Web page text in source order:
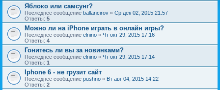
Яблоко или самсунг?
Последнее сообщение ballancirov « Ср дек 02, 2015 21:57
Ответы: 5
Можно ли на iPhone играть в онлайн игры?
Последнее сообщение elnino « Чт окт 29, 2015 17:16
Ответы: 4
Гонитесь ли вы за новинками?
Последнее сообщение elnino « Чт окт 29, 2015 17:14
Ответы: 1
Iphone 6 - не грузит сайт
Последнее сообщение pushno « Вт авг 04, 2015 14:22
Ответы: 2